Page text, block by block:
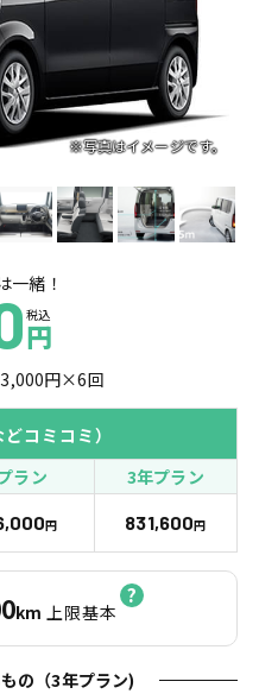
一緒！
税込
円
円×6回
コミコミ）
ラン 3年プラン
円 831,600円
km 上限基本
の（3年プラン)